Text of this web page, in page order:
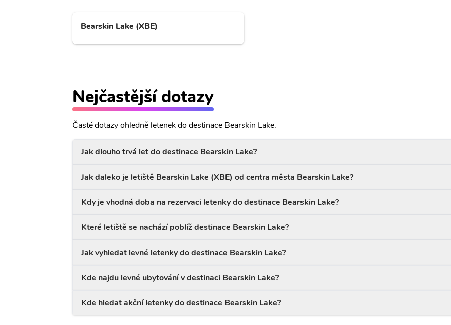
Bearskin Lake (XBE)
Nejčastější dotazy
Časté dotazy ohledně letenek do destinace Bearskin Lake.
Jak dlouho trvá let do destinace Bearskin Lake?
Jak daleko je letiště Bearskin Lake (XBE) od centra města Bearskin Lake?
Kdy je vhodná doba na rezervaci letenky do destinace Bearskin Lake?
Které letiště se nachází poblíž destinace Bearskin Lake?
Jak vyhledat levné letenky do destinace Bearskin Lake?
Kde najdu levné ubytování v destinaci Bearskin Lake?
Kde hledat akční letenky do destinace Bearskin Lake?